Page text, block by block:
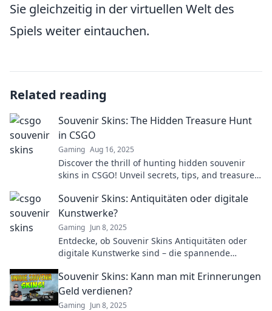
Sie gleichzeitig in der virtuellen Welt des
Spiels weiter eintauchen.
Related reading
Souvenir Skins: The Hidden Treasure Hunt
in CSGO
Gaming Aug 16, 2025
Discover the thrill of hunting hidden souvenir
skins in CSGO! Unveil secrets, tips, and treasures
Souvenir Skins: Antiquitäten oder digitale
Kunstwerke?
Gaming Jun 8, 2025
Entdecke, ob Souvenir Skins Antiquitäten oder
digitale Kunstwerke sind – die spannende
Souvenir Skins: Kann man mit Erinnerungen
Geld verdienen?
Gaming Jun 8, 2025